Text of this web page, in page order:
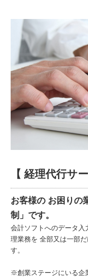
【 経理代行サ
お客様の お困りの
制」 です。
会計ソフトへのデータ入
理業務を 全部又は一部
す。
※創業ステージにいる企